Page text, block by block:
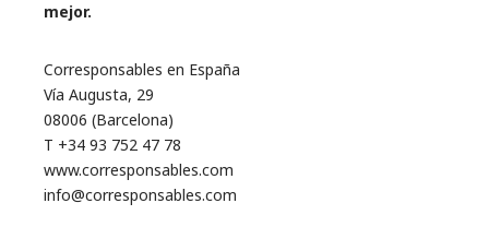
mejor.
Corresponsables en España
Vía Augusta, 29
08006 (Barcelona)
T +34 93 752 47 78
www.corresponsables.com
info@corresponsables.com